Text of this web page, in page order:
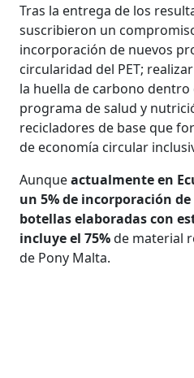
Tras la entrega de los
suscribieron un
incorporación de nuevos
circularidad del PET;
la huella de carbono dentro
programa de salud y
recicladores de base que
de economía circular
Aunqueactualmente en
un 5% de incorporación de
botellas elaboradas con
incluye el 75%de material
de Pony Malta.